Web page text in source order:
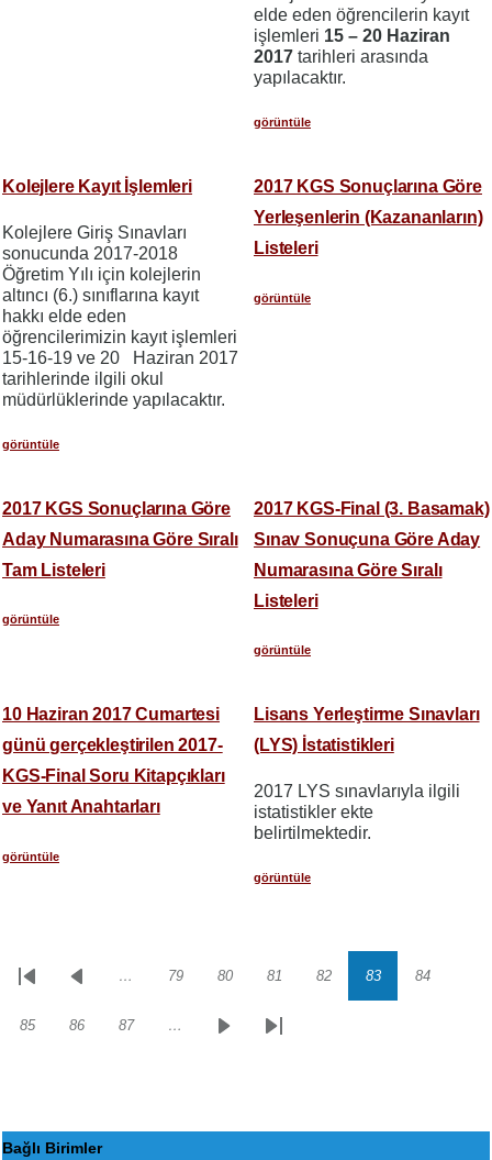
elde eden öğrencilerin kayıt
işlemleri 15 – 20 Haziran
2017 tarihleri arasında
yapılacaktır.
görüntüle
Kolejlere Kayıt İşlemleri
Kolejlere Giriş Sınavları
sonucunda 2017-2018
Öğretim Yılı için kolejlerin
altıncı (6.) sınıflarına kayıt
hakkı elde eden
öğrencilerimizin kayıt işlemleri
15-16-19 ve 20 Haziran 2017
tarihlerinde ilgili okul
müdürlüklerinde yapılacaktır.
görüntüle
2017 KGS Sonuçlarına Göre
Yerleşenlerin (Kazananların)
Listeleri
görüntüle
2017 KGS Sonuçlarına Göre
Aday Numarasına Göre Sıralı
Tam Listeleri
görüntüle
2017 KGS-Final (3. Basamak)
Sınav Sonuçuna Göre Aday
Numarasına Göre Sıralı
Listeleri
görüntüle
10 Haziran 2017 Cumartesi
günü gerçekleştirilen 2017-
KGS-Final Soru Kitapçıkları
ve Yanıt Anahtarları
görüntüle
Lisans Yerleştirme Sınavları
(LYS) İstatistikleri
2017 LYS sınavlarıyla ilgili
istatistikler ekte
belirtilmektedir.
görüntüle
Sayfalama
İlk
Önceki… Sayfa
79 Sayfa
80 Sayfa
81 Sayfa
82 Sayfa
83 Sayfa
84
Sayfa
85 Sayfa
86 Sayfa
87 …
SonrakiSon
Bağlı Birimler